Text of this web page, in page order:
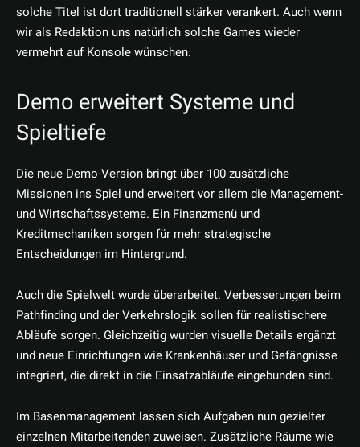
solche Titel ist dort traditionell stärker verankert. Auch wenn
wir als Redaktion uns natürlich solche Games wieder
vermehrt auf Konsole wünschen.
Demo erweitert Systeme und
Spieltiefe
Die neue Demo-Version bringt über 100 zusätzliche
Missionen ins Spiel und erweitert vor allem die Management-
und Wirtschaftssysteme. Ein Finanzmenü und
Kreditmechaniken sorgen für mehr strategische
Entscheidungen im Hintergrund.
Auch die Spielwelt wurde überarbeitet. Verbesserungen beim
Pathfinding und der Verkehrslogik sollen für realistischere
Abläufe sorgen. Gleichzeitig wurden visuelle Details ergänzt
und neue Einrichtungen wie Krankenhäuser und Gefängnisse
integriert, die direkt in die Einsatzabläufe eingebunden sind.
Im Basenmanagement lassen sich Aufgaben nun gezielter
einzelnen Mitarbeitenden zuweisen. Zusätzliche Räume wie